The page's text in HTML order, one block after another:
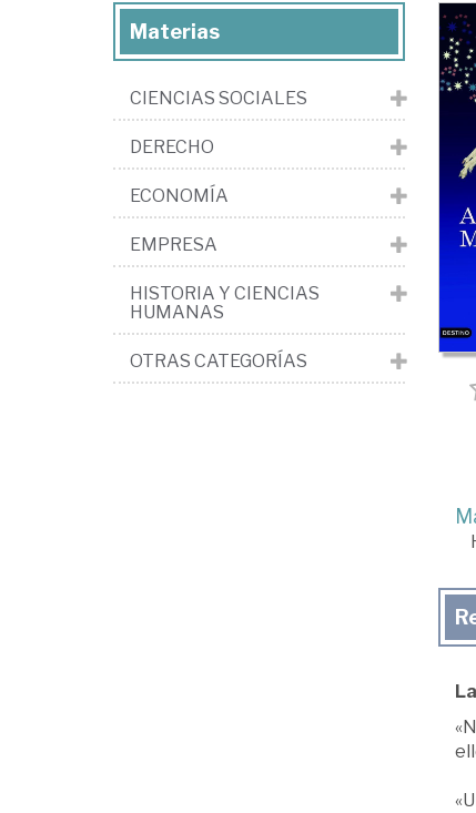
Materias
CIENCIAS SOCIALES
DERECHO
ECONOMÍA
EMPRESA
HISTORIA Y CIENCIAS
HUMANAS
OTRAS CATEGORÍAS